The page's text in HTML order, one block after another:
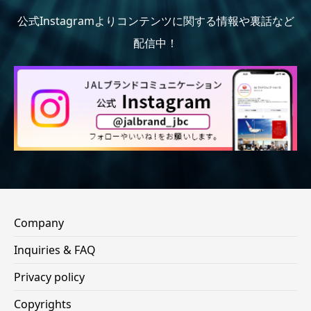
公式Instagramよりコンテンツに関する情報や裏話など
配信中！
Company
Inquiries & FAQ
Privacy policy
Copyrights